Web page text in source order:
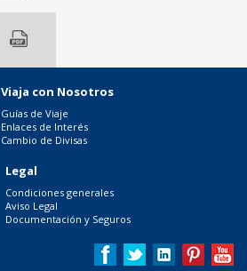
Viaja con Nosotros
Guías de Viaje
Enlaces de Interés
Cambio de Divisas
Legal
Condiciones generales
Aviso Legal
Documentación y Seguros